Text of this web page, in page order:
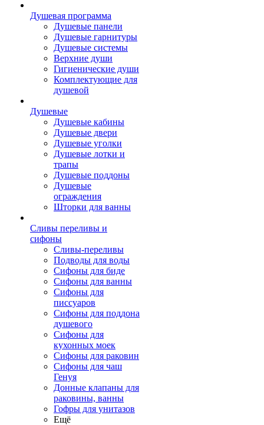
Душевая программа
Душевые панели
Душевые гарнитуры
Душевые системы
Верхние души
Гигиенические души
Комплектующие для
душевой
Душевые
Душевые кабины
Душевые двери
Душевые уголки
Душевые лотки и
трапы
Душевые поддоны
Душевые
ограждения
Шторки для ванны
Сливы переливы и
сифоны
Сливы-переливы
Подводы для воды
Сифоны для биде
Сифоны для ванны
Сифоны для
писсуаров
Сифоны для поддона
душевого
Сифоны для
кухонных моек
Сифоны для раковин
Сифоны для чаш
Генуя
Донные клапаны для
раковины, ванны
Гофры для унитазов
Ещё